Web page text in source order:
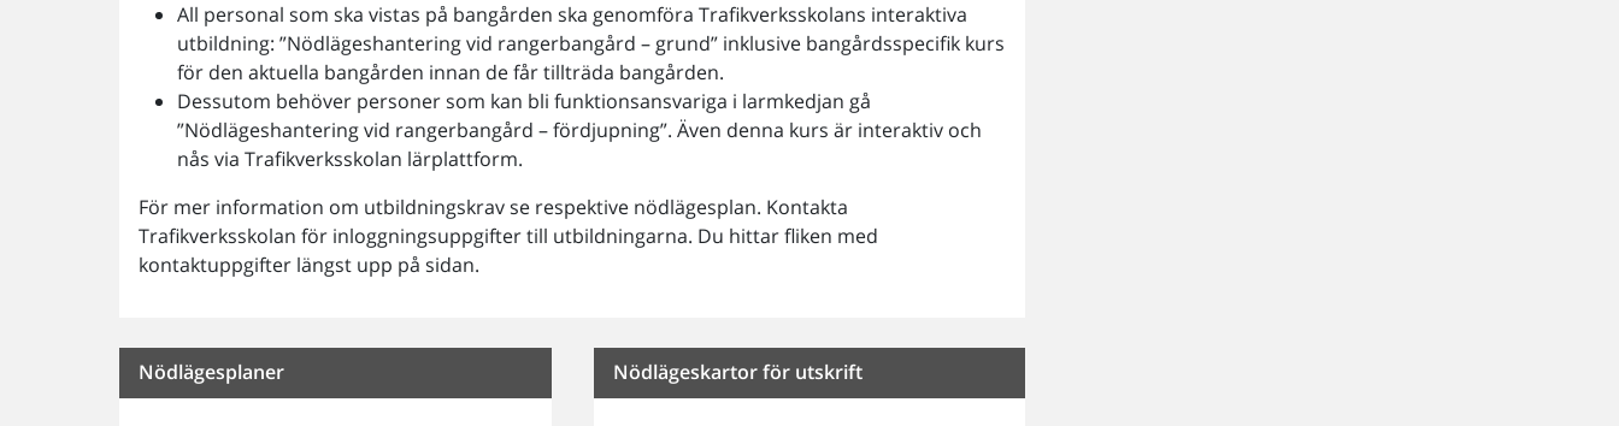
All personal som ska vistas på bangården ska genomföra Trafikverksskolans interaktiva
utbildning: ”Nödlägeshantering vid rangerbangård – grund” inklusive bangårdsspecifik kurs
för den aktuella bangården innan de får tillträda bangården.
Dessutom behöver personer som kan bli funktionsansvariga i larmkedjan gå
”Nödlägeshantering vid rangerbangård – fördjupning”. Även denna kurs är interaktiv och
nås via Trafikverksskolan lärplattform.
För mer information om utbildningskrav se respektive nödlägesplan. Kontakta
Trafikverksskolan för inloggningsuppgifter till utbildningarna. Du hittar fliken med
kontaktuppgifter längst upp på sidan.
Nödlägesplaner Nödlägeskartor för utskrift